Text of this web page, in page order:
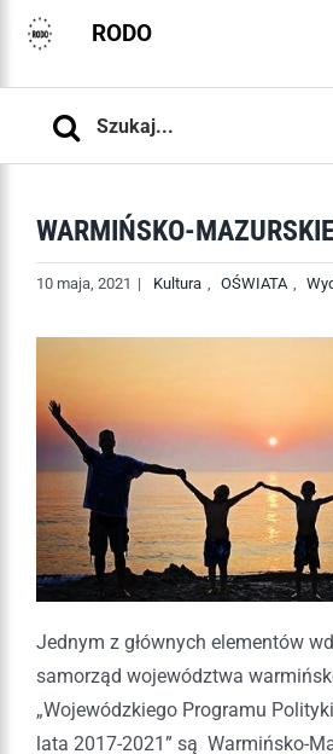
RODO
WARMIŃSKO-
10 maja, 2021 | Kultura OŚWIATA
Jednym z głównych elementów
samorząd województwa
„Wojewódzkiego Programu
lata 2017-2021” są Warmińsko-